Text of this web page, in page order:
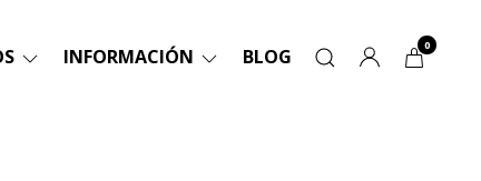
INFORMACIÓN BLOG 0